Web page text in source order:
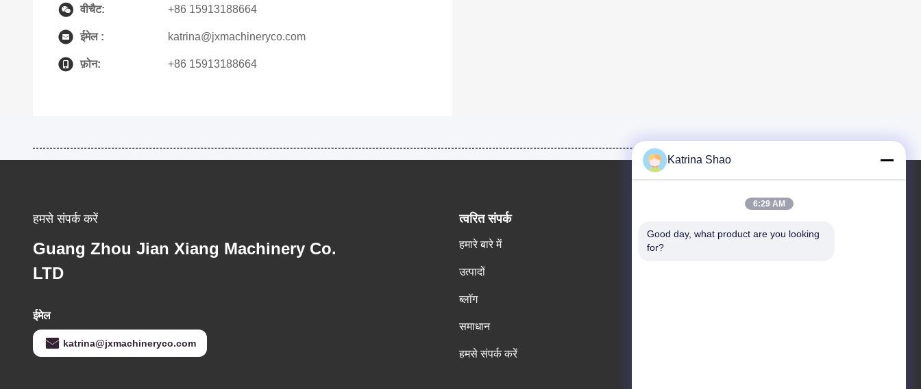
वीचैट: +86 15913188664
ईमेल : katrina@jxmachineryco.com
फ़ोन: +86 15913188664
हमसे संपर्क करें
Guang Zhou Jian Xiang Machinery Co.
LTD
ईमेल
katrina@jxmachineryco.com
त्वरित संपर्क
हमारे बारे में
उत्पादों
ब्लॉग
समाधान
हमसे संपर्क करें
पता
Katrina Shao
6:29 AM
Good day, what product are you looking
for?